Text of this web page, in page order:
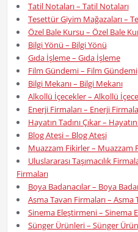
Tatil Notaları – Tatil Notaları
Tesettür Giyim Mağazaları –
Özel Bale Kursu – Özel Bale
Bilgi Yönü – Bilgi Yönü
Gıda İşleme – Gıda İşleme
Film Gündemi – Film Gündemi
Bilgi Mekanı – Bilgi Mekanı
Alkollü İçecekler – Alkollü
Enerji Firmaları – Enerji
Hayatın Tadını Çıkar – Hayatın
Blog Ateşi – Blog Ateşi
Muazzam Fikirler – Muazzam
Uluslararası Taşımacılık
Firmaları
Boya Badanacılar – Boya
Asma Tavan Firmaları – Asma
Sinema Eleştirmeni – Sinema
Sünger Ürünleri – Sünger